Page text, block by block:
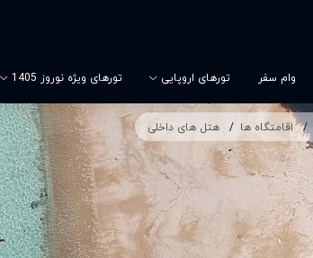
وام سفر تورهای اروپایی تورهای ویژه نوروز 1405
اقامتگاه ها هتل های داخلی